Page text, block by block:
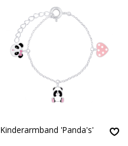
Kinderarmband 'Panda's'